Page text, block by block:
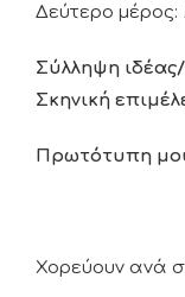
Δεύτερο μέρος:
Σύλληψη
Σκηνική
Πρωτότυπη
Χορεύουν ανά